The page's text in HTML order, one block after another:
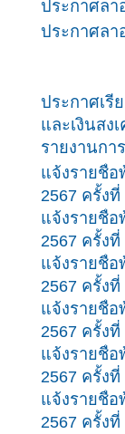
ประกาศลา
ประกาศลา
ประกาศเรี
และเงินสง
รายงานก
แจ้งรายชื่
2567 ครั้งที่
แจ้งรายชื่
2567 ครั้งที่
แจ้งรายชื่
2567 ครั้งที่
แจ้งรายชื่
2567 ครั้งที่
แจ้งรายชื่
2567 ครั้งที่
แจ้งรายชื่
2567 ครั้งที่